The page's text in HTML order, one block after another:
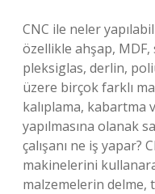
CNC ile neler
özellikle ahşap,
pleksiglas, derlin,
üzere birçok farklı
kalıplama, kabartma
yapılmasına olanak
çalışanı ne iş yapar?
makinelerini
malzemelerin delme,